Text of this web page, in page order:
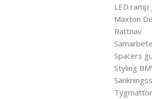
LED ramp
Maxton
Rattnav
Samarbete
Spacers
Styling
Tygmattor